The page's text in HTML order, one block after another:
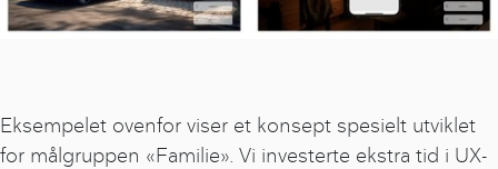
Eksempelet ovenfor viser et konsept spesielt utviklet
for målgruppen «Familie». Vi investerte ekstra tid i UX-